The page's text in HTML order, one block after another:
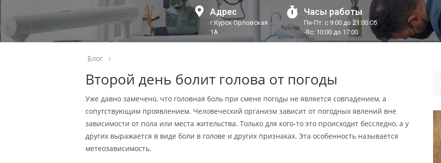
Адрес
г.Курск Орловская
1А
Часы работы
Пн-Пт: с 9:00 до 21:00 Сб
-Вс: 10:00 до 17:00
Блог ›
Второй день болит голова от погоды
Уже давно замечено, что головная боль при смене погоды не является совпадением, а
сопутствующим проявлением. Человеческий организм зависит от погодных явлений вне
зависимости от пола или места жительства. Только для кого-то это происходит бесследно, а у
других выражается в виде боли в голове и других признаках. Эта особенность называется
метеозависимость.